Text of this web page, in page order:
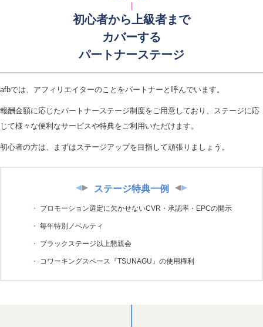
初心者から上級者まで
カバーする
パートナーステージ
afbでは、アフィリエイターのことをパートナーと呼んでいます。
報酬金額に応じたパートナーステージ制度をご用意しており、ステージに応
じて様々な便利なサービスや特典をご利用いただけます。
初心者の方は、まずはステージアップを目指して頑張りましょう。
ステージ特典一例
プロモーション選定に欠かせないCVR・承認率・EPCの開示
毎年特別ノベルティ
ブラックステージ以上懇親会
コワーキングスペース『TSUNAGU』の使用権利